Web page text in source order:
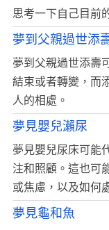
思考一下自己目前
夢到父親過世添
夢到父親過世添壽
結束或者轉變，而
人的相處。
夢見嬰兒瀨尿
夢見嬰兒尿床可能
注和照顧。這也可
或焦慮，以及如何
夢見龜和魚